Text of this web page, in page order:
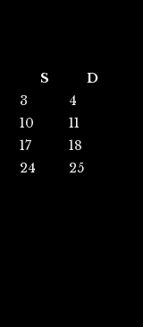
S
D
3
4
10
11
17
18
24
25